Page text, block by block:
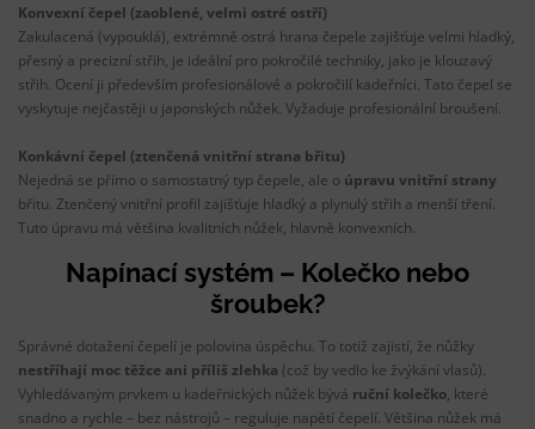
Konvexní čepel (zaoblené, velmi ostré ostří)
Zakulacená (vypouklá), extrémně ostrá hrana čepele zajišťuje velmi hladký,
přesný a precizní střih, je ideální pro pokročilé techniky, jako je klouzavý
střih. Ocení ji především profesionálové a pokročilí kadeřníci. Tato čepel se
vyskytuje nejčastěji u japonských nůžek. Vyžaduje profesionální broušení.
Konkávní čepel (ztenčená vnitřní strana břitu)
Nejedná se přímo o samostatný typ čepele, ale o úpravu vnitřní strany
břitu. Ztenčený vnitřní profil zajišťuje hladký a plynulý střih a menší tření.
Tuto úpravu má většina kvalitních nůžek, hlavně konvexních.
Napínací systém – Kolečko nebo
šroubek?
Správné dotažení čepelí je polovina úspěchu. To totiž zajistí, že nůžky
nestříhají moc těžce ani příliš zlehka (což by vedlo ke žvýkání vlasů).
Vyhledávaným prvkem u kadeřnických nůžek bývá ruční kolečko, které
snadno a rychle – bez nástrojů – reguluje napětí čepelí. Většina nůžek má